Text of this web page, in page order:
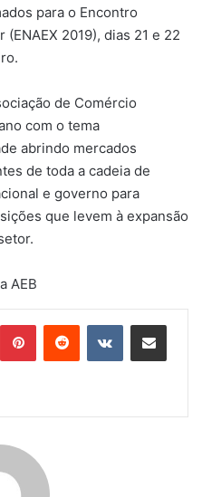
para o Encontro
2019), dias 21 e 22
de Comércio
com o tema
abrindo mercados
de toda a cadeia de
e governo para
que levem à expansão
AEB
PinterestReddit VK Compartilhar via e-mail